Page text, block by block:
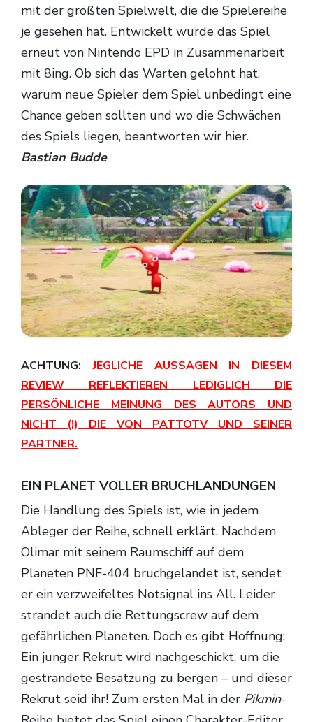
mit der größten Spielwelt, die die Spielereihe
je gesehen hat. Entwickelt wurde das Spiel
erneut von Nintendo EPD in Zusammenarbeit
mit 8ing. Ob sich das Warten gelohnt hat,
warum neue Spieler dem Spiel unbedingt eine
Chance geben sollten und wo die Schwächen
des Spiels liegen, beantworten wir hier.
Bastian Budde
ACHTUNG:JEGLICHE AUSSAGEN IN DIESEM
REVIEW REFLEKTIEREN LEDIGLICH DIE
PERSÖNLICHE MEINUNG DES AUTORS UND
NICHT (!) DIE VON PATTOTV UND SEINER
PARTNER.
EIN PLANET VOLLER BRUCHLANDUNGEN
Die Handlung des Spiels ist, wie in jedem
Ableger der Reihe, schnell erklärt. Nachdem
Olimar mit seinem Raumschiff auf dem
Planeten PNF-404 bruchgelandet ist, sendet
er ein verzweifeltes Notsignal ins All. Leider
strandet auch die Rettungscrew auf dem
gefährlichen Planeten. Doch es gibt Hoffnung:
Ein junger Rekrut wird nachgeschickt, um die
gestrandete Besatzung zu bergen – und dieser
Rekrut seid ihr! Zum ersten Mal in der Pikmin-